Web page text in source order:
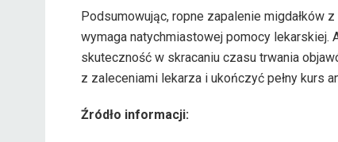
Podsumowując, ropne zapalenie migdałków
wymaga natychmiastowej pomocy
skuteczność w skracaniu czasu trwania
z zaleceniami lekarza i ukończyć pełny kurs
Źródło informacji: